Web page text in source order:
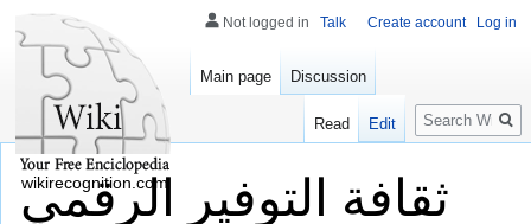
ثقافة التوفير الرقمي
Not logged in Talk Create account Log in
Main page Discussion
Read Edit
Search
wikirecognition.com